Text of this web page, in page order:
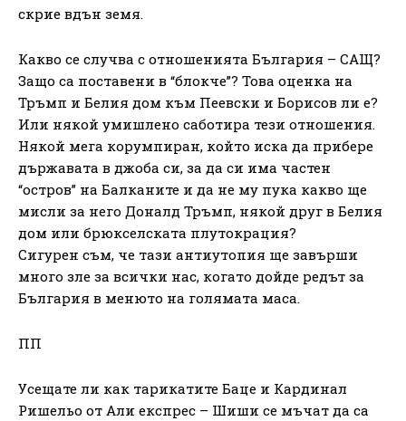
скрие вдън земя.
Какво се случва с отношенията България – САЩ?
Защо са поставени в “блокче”? Това оценка на
Тръмп и Белия дом към Пеевски и Борисов ли е?
Или някой умишлено саботира тези отношения.
Някой мега корумпиран, който иска да прибере
държавата в джоба си, за да си има частен
“остров” на Балканите и да не му пука какво ще
мисли за него Доналд Тръмп, някой друг в Белия
дом или брюкселската плутокрация?
Сигурен съм, че тази антиутопия ще завърши
много зле за всички нас, когато дойде редът за
България в менюто на голямата маса.
ПП
Усещате ли как тарикатите Баце и Кардинал
Ришельо от Али експрес – Шиши се мъчат да са